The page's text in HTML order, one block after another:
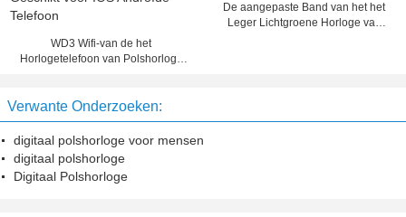
WD3 Wifi-van de het
Horlogetelefoon van Polshorloge
Androïde Telefoon
De aangepaste Band van het het
Leger Lichtgroene Horloge van
Verwante Onderzoeken:
digitaal polshorloge voor mensen
digitaal polshorloge
Digitaal Polshorloge